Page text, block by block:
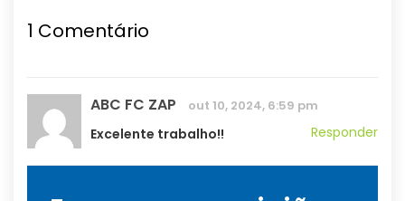
1 Comentário
ABC FC ZAP out 10, 2024, 6:59 pm
Responder
Excelente trabalho!!